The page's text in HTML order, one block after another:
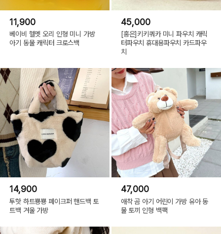
11,900
베이비 헬멧 오리 인형 미니 가방
아기 동물 캐릭터 크로스백
45,000
[홍은]키키쿼카 미니 파우치 캐릭
터파우치 휴대용파우치 카드파우
치
14,900
투핫 하트뿅뿅 페이크퍼 핸드백 토
트백 겨울 가방
47,000
애착 곰 아기 어린이 가방 유아 동
물 토끼 인형 백팩